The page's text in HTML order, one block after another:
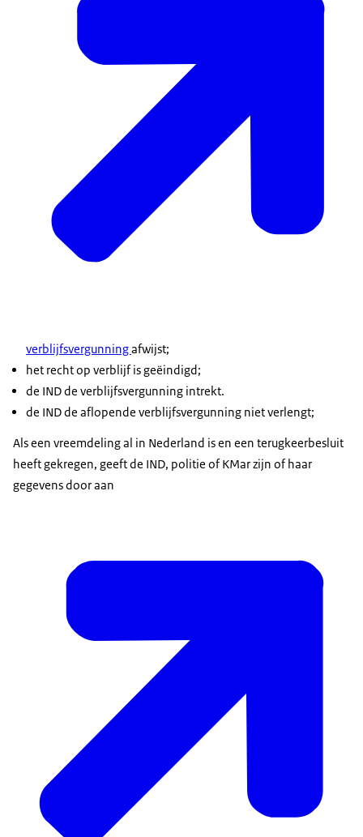
verblijfsvergunningafwijst;
het recht op verblijf is geëindigd;
de IND de verblijfsvergunning intrekt.
de IND de aflopende verblijfsvergunning niet verlengt;
Als een vreemdeling al in Nederland is en een terugkeerbesluit
heeft gekregen, geeft de IND, politie of KMar zijn of haar
gegevens door aan